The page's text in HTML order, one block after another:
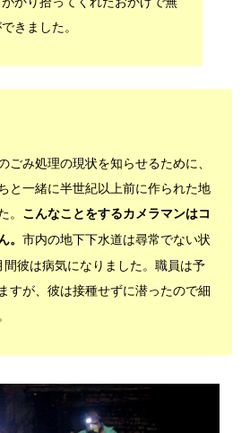
きました。
ごみ処理の現状を知らせるために、
と一緒に半世紀以上前に作られた地
。 こんなことをするカメラマンはコ
。 市内の地下下水道は尋常でない状
彼は病気になりました。職員は予
すが、彼は接種せずに潜ったので細